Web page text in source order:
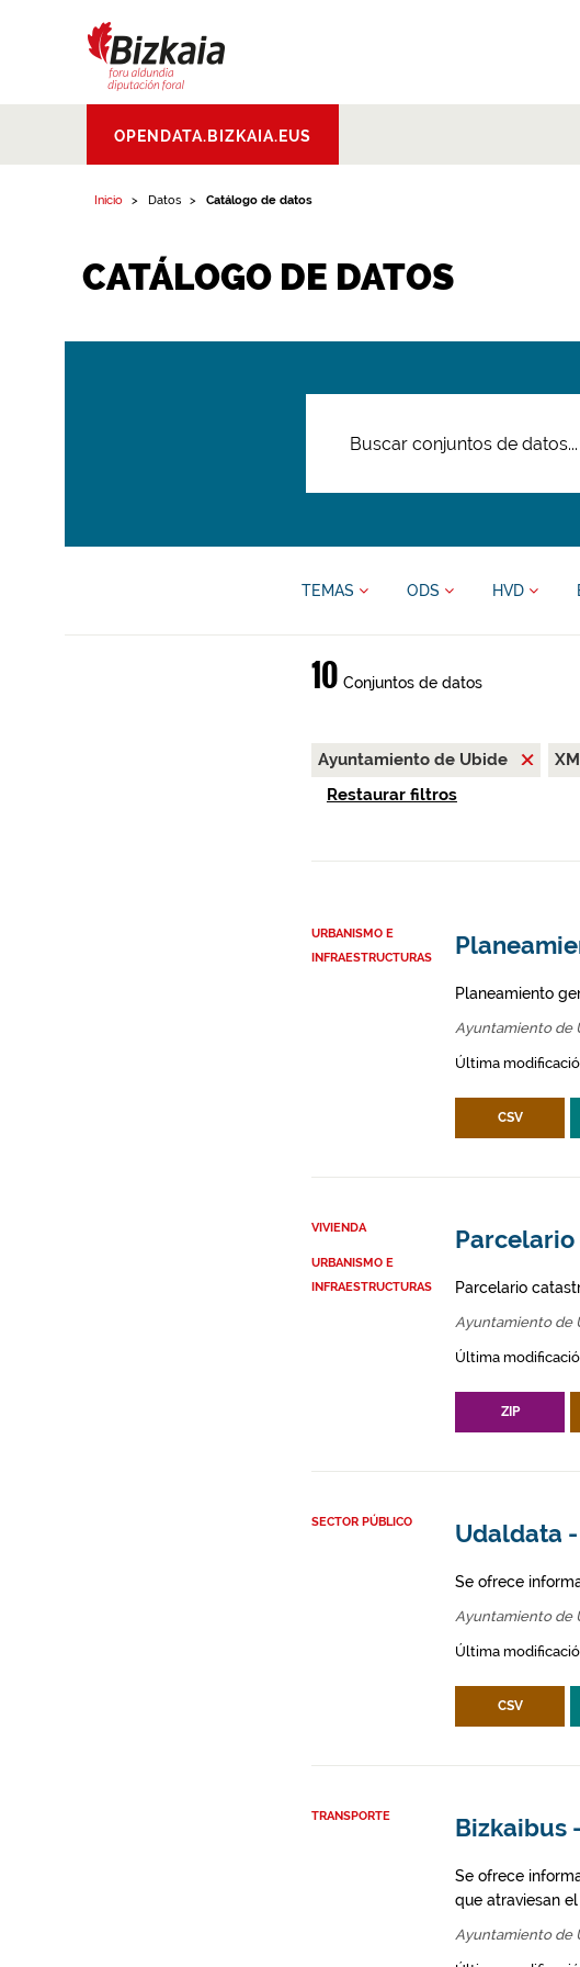
Aldundia.Diputacion
Foral de Bizkaia
OPENDATA.BIZKAIA.EUS
Inicio Datos Catálogo de datos
CATÁLOGO DE DATOS
TEMAS ODS HVD
10 Conjuntos de datos
Ayuntamiento de Ubide
Restaurar filtros
URBANISMO E
INFRAESTRUCTURAS
Planeamiento
Ayuntamiento de
Última
CSV
VIVIENDA
URBANISMO E
INFRAESTRUCTURAS
Parcelario
Ayuntamiento de
Última
ZIP
SECTOR PÚBLICO Udaldata
Se ofrece
Ayuntamiento de
Última
CSV
TRANSPORTE Bizkaibus
Se ofrece
que atraviesan
Ayuntamiento de